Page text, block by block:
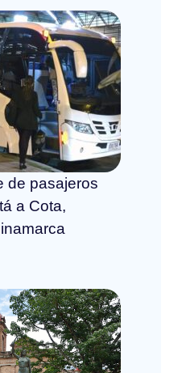
de pasajeros
a Cota,